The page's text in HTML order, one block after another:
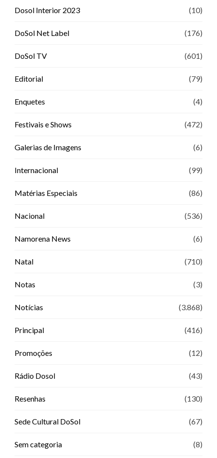
Dosol Interior 2023 (10)
DoSol Net Label (176)
DoSol TV (601)
Editorial (79)
Enquetes (4)
Festivais e Shows (472)
Galerias de Imagens (6)
Internacional (99)
Matérias Especiais (86)
Nacional (536)
Namorena News (6)
Natal (710)
Notas (3)
Notícias (3.868)
Principal (416)
Promoções (12)
Rádio Dosol (43)
Resenhas (130)
Sede Cultural DoSol (67)
Sem categoria (8)